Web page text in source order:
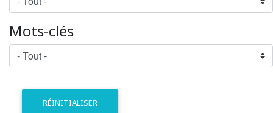
Mots-clés
RÉINITIALISER